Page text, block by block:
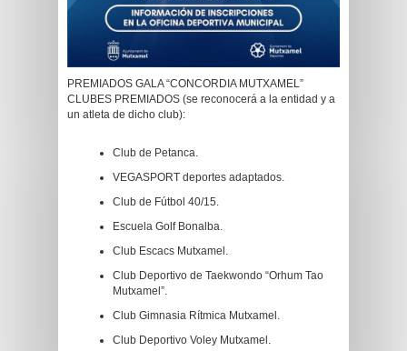
PREMIADOS GALA “CONCORDIA MUTXAMEL”
CLUBES PREMIADOS (se reconocerá a la entidad y a
un atleta de dicho club):
Club de Petanca.
VEGASPORT deportes adaptados.
Club de Fútbol 40/15.
Escuela Golf Bonalba.
Club Escacs Mutxamel.
Club Deportivo de Taekwondo “Orhum Tao
Mutxamel”.
Club Gimnasia Rítmica Mutxamel.
Club Deportivo Voley Mutxamel.